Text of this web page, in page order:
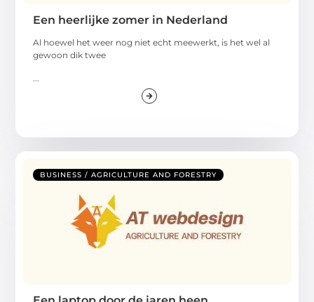
Een heerlijke zomer in Nederland
Al hoewel het weer nog niet echt meewerkt, is het wel al
gewoon dik twee
BUSINESS / AGRICULTURE AND FORESTRY